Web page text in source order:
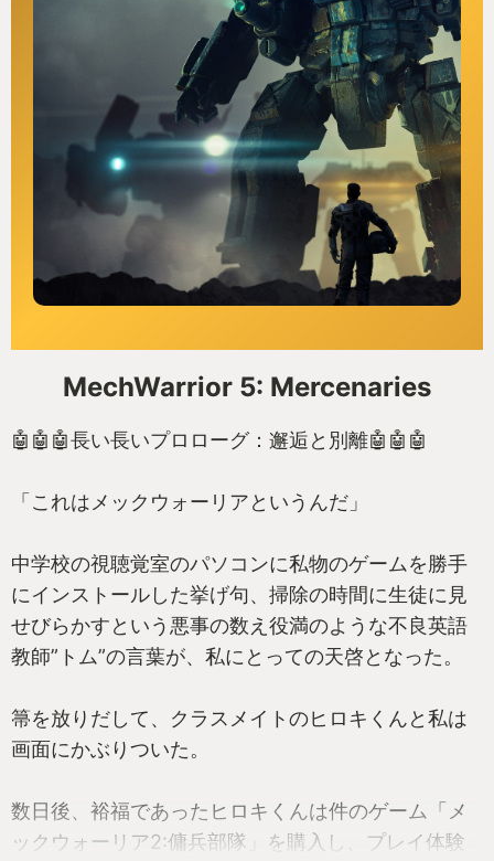
MechWarrior 5: Mercenaries
🤖🤖🤖長い長いプロローグ：邂逅と別離🤖🤖🤖
「これはメックウォーリアというんだ」
中学校の視聴覚室のパソコンに私物のゲームを勝手
にインストールした挙げ句、掃除の時間に生徒に見
せびらかすという悪事の数え役満のような不良英語
教師”トム”の言葉が、私にとっての天啓となった。
箒を放りだして、クラスメイトのヒロキくんと私は
画面にかぶりついた。
数日後、裕福であったヒロキくんは件のゲーム「メ
ックウォーリア2:傭兵部隊」を購入し、プレイ体験